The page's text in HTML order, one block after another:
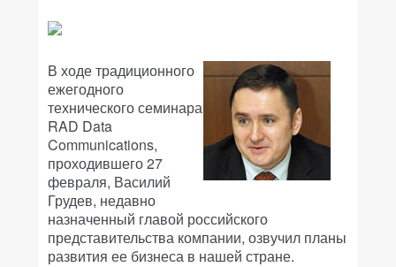
В ходе традиционного
ежегодного
технического семинара
RAD Data
Communications,
проходившего 27
февраля, Василий
Грудев, недавно
назначенный главой российского
представительства компании, озвучил планы
развития ее бизнеса в нашей стране.